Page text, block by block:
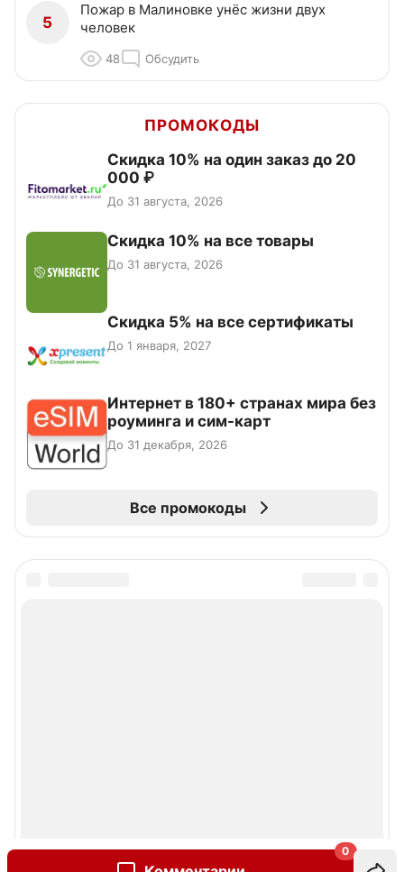
0
5
Пожар в Малиновке унёс жизни двух
человек
48 Обсудить
ПРОМОКОДЫ
Скидка 10% на один заказ до 20
000 ₽
До 31 августа, 2026
Скидка 10% на все товары
До 31 августа, 2026
Скидка 5% на все сертификаты
До 1 января, 2027
Интернет в 180+ странах мира без
роуминга и сим-карт
До 31 декабря, 2026
Все промокоды